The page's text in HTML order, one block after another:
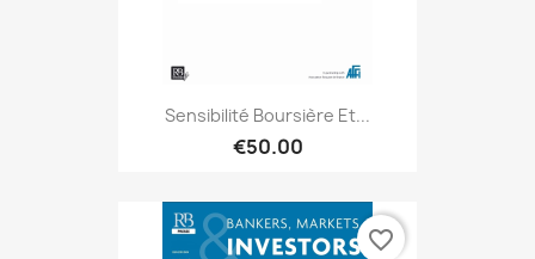
Sensibilité Boursière Et...
€50.00
favorite_border